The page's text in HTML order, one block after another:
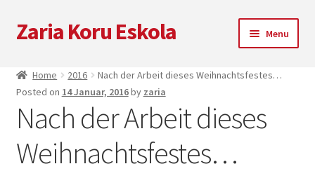
Skip
to
Skip
to
Zaria Koru Eskola Menu
Zaria Koru Eskola
öffnen
Kooperationen
Home 2016
Nach der Arbeit dieses Weihnachtsfestes…
Posted on 14 Januar, 2016by zaria
Nach der Arbeit dieses
Weihnachtsfestes…